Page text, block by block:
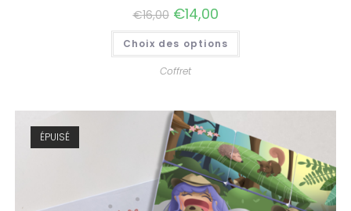
€16,00 €14,00
Choix des options
Coffret
ÉPUISÉ